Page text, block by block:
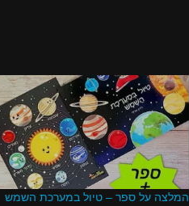
המלצה על ספר – טיול במערכת השמש